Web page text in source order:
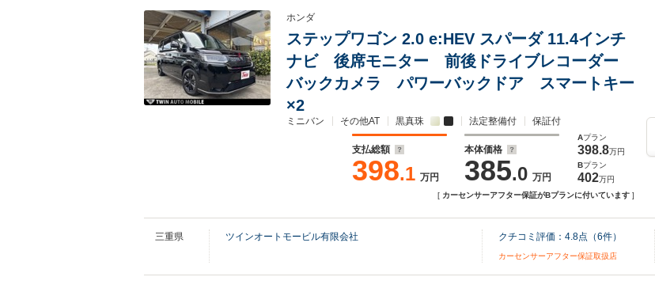
ホンダ
ステップワゴン 2.0 e:HEV スパーダ 11.4インチ
ナビ 後席モニター 前後ドライブレコーダー
バックカメラ パワーバックドア スマートキー
×2
ミニバン その他AT 黒真珠 法定整備付 保証付
支払総額
398.1 万円
本体価格
385.0 万円
Aプラン
398.8万円
Bプラン
402万円
[ カーセンサーアフター保証がBプランに付いています ]
三重県 ツインオートモービル有限会社 クチコミ評価： 4.8点（6件）
カーセンサーアフター保証取扱店